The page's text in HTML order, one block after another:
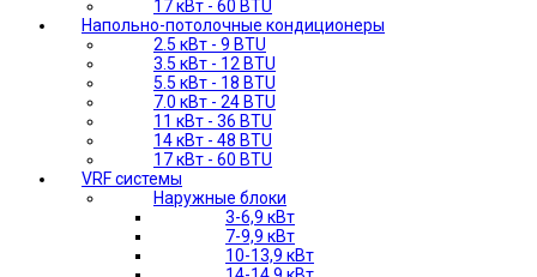
17 кВт - 60 BTU
Напольно-потолочные кондиционеры
2.5 кВт - 9 BTU
3.5 кВт - 12 BTU
5.5 кВт - 18 BTU
7.0 кВт - 24 BTU
11 кВт - 36 BTU
14 кВт - 48 BTU
17 кВт - 60 BTU
VRF системы
Наружные блоки
3-6,9 кВт
7-9,9 кВт
10-13,9 кВт